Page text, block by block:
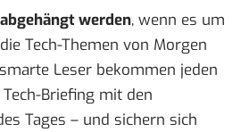
werden, wenn es um
Tech-Themen von Morgen
Leser bekommen jeden
Tech-Briefing mit den
Tages – und sichern sich